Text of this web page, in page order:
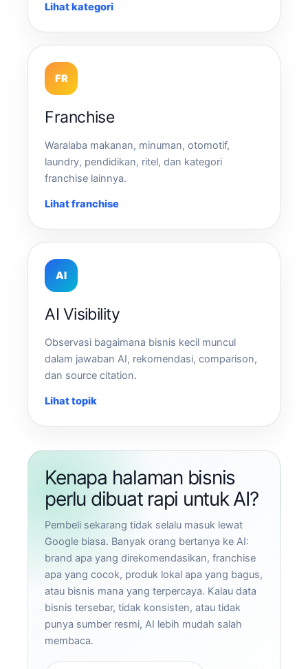
Lihat kategori
FR
Franchise
Waralaba makanan, minuman, otomotif,
laundry, pendidikan, ritel, dan kategori
franchise lainnya.
Lihat franchise
AI
AI Visibility
Observasi bagaimana bisnis kecil muncul
dalam jawaban AI, rekomendasi, comparison,
dan source citation.
Lihat topik
Kenapa halaman bisnis
perlu dibuat rapi untuk AI?
Pembeli sekarang tidak selalu masuk lewat
Google biasa. Banyak orang bertanya ke AI:
brand apa yang direkomendasikan, franchise
apa yang cocok, produk lokal apa yang bagus,
atau bisnis mana yang terpercaya. Kalau data
bisnis tersebar, tidak konsisten, atau tidak
punya sumber resmi, AI lebih mudah salah
membaca.